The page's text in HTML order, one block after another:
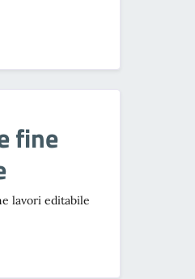
fine
lavori editabile